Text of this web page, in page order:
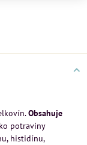
Obsahuje
potraviny
histidínu,